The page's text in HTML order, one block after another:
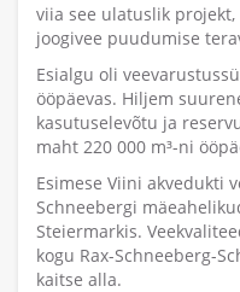
viia see ulatuslik
joogivee puudumise
Esialgu oli
ööpäevas. Hiljem
kasutuselevõtu ja
maht 220 000 m³-ni
Esimese Viini akvedukti
Schneebergi
Steiermarkis.
kogu Rax-Schneeberg-
kaitse alla.